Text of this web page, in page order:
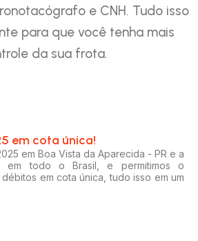
e CNH. Tudo isso
para que você tenha mais
da sua frota.
em cota única!​
em Boa Vista da Aparecida - PR e a
em todo o Brasil, e permitimos o
em cota única, tudo isso em um